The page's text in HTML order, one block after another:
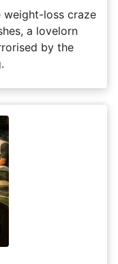
weight-loss craze
a lovelorn
by the